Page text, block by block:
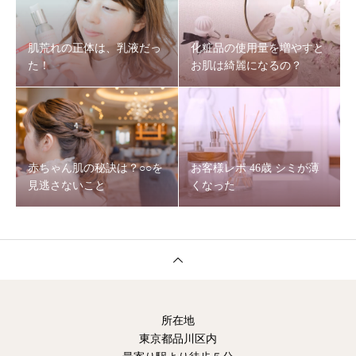
肌荒れの正体は、乳液だっ
た！
化粧品の使用量を増やすと
お肌は綺麗になるの？
赤ちゃん肌の秘訣は？○○を
見逃さないこと
お客様レポ 46歳 シミが薄
くなった
所在地
東京都品川区内